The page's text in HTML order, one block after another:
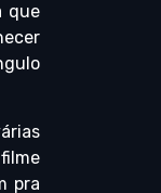
que
pra